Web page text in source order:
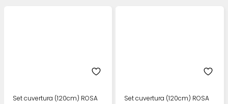
Set cuvertura (120cm) ROSA Set cuvertura (120cm) ROSA